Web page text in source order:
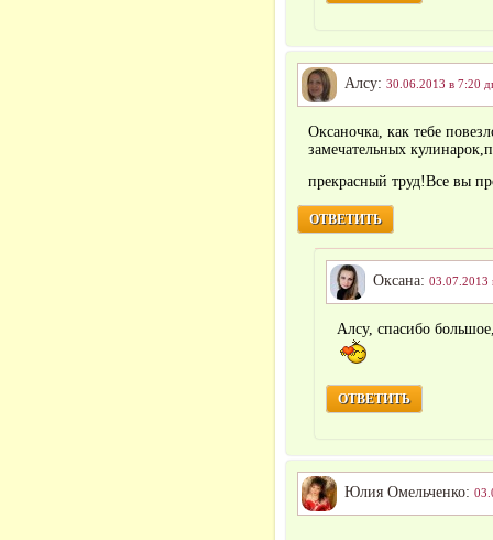
Алсу: 30.06.2013 в 7:20
Оксаночка, как тебе
замечательных
прекрасный труд!Все вы
ОТВЕТИТЬ
Оксана: 03.07.2013
Алсу, спасибо
ОТВЕТИТЬ
Юлия Омельченко: